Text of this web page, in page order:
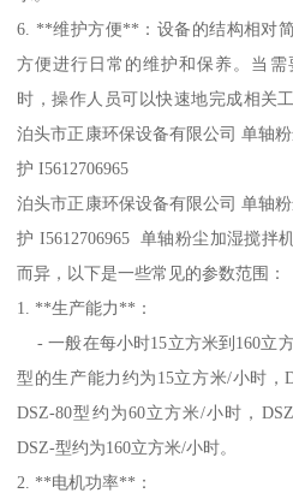
6. **维护方便**：设备的结构相对
方便进行日常的维护和保养。当
时，操作人员可以快速地完成相关
泊头市正康环保设备有限公司 单轴
护 I5612706965
泊头市正康环保设备有限公司 单轴
护 I5612706965 单轴粉尘加湿搅拌
而异，以下是一些常见的参数范围：
1. **生产能力**：
- 一般在每小时15立方米到160立
型的生产能力约为15立方米/小时，
DSZ-80型约为60立方米/小时，
DSZ-型约为160立方米/小时。
2. **电机功率**：